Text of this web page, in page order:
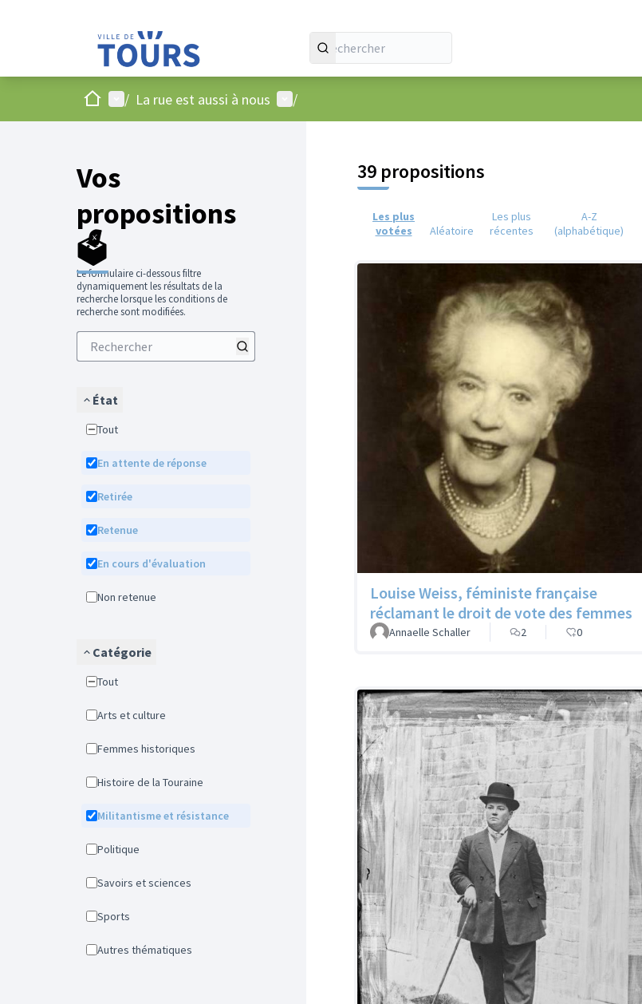
AccueilMenu principal
/ La rue est aussi à nous Menu utilisateur
/
Vos
propositions
🗳️
Le formulaire ci-dessous filtre
dynamiquement les résultats de la
recherche lorsque les conditions de
recherche sont modifiées.
État
Tout
En attente de réponse
Retirée
Retenue
En cours d'évaluation
Non retenue
Catégorie
Tout
Arts et culture
Femmes historiques
Histoire de la Touraine
Militantisme et résistance
Politique
Savoirs et sciences
Sports
Autres thématiques
39 propositions
Les plus
votées
Aléatoire
Les plus
récentes
A-Z
(alphabétique)
Louise Weiss, féministe française
réclamant le droit de vote des femmes
Annaelle Schaller 2 0